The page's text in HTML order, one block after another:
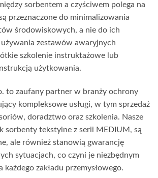
sorbentem a czyściwem polega na
przeznaczone do minimalizowania
środowiskowych, a nie do ich
zestawów awaryjnych
szkolenie instruktażowe lub
użytkowania.
to zaufany partner w branży ochrony
kompleksowe usługi, w tym sprzedaż
doradztwo oraz szkolenia. Nasze
sorbenty tekstylne z serii MEDIUM, są
ale również stanowią gwarancję
sytuacjach, co czyni je niezbędnym
każdego zakładu przemysłowego.